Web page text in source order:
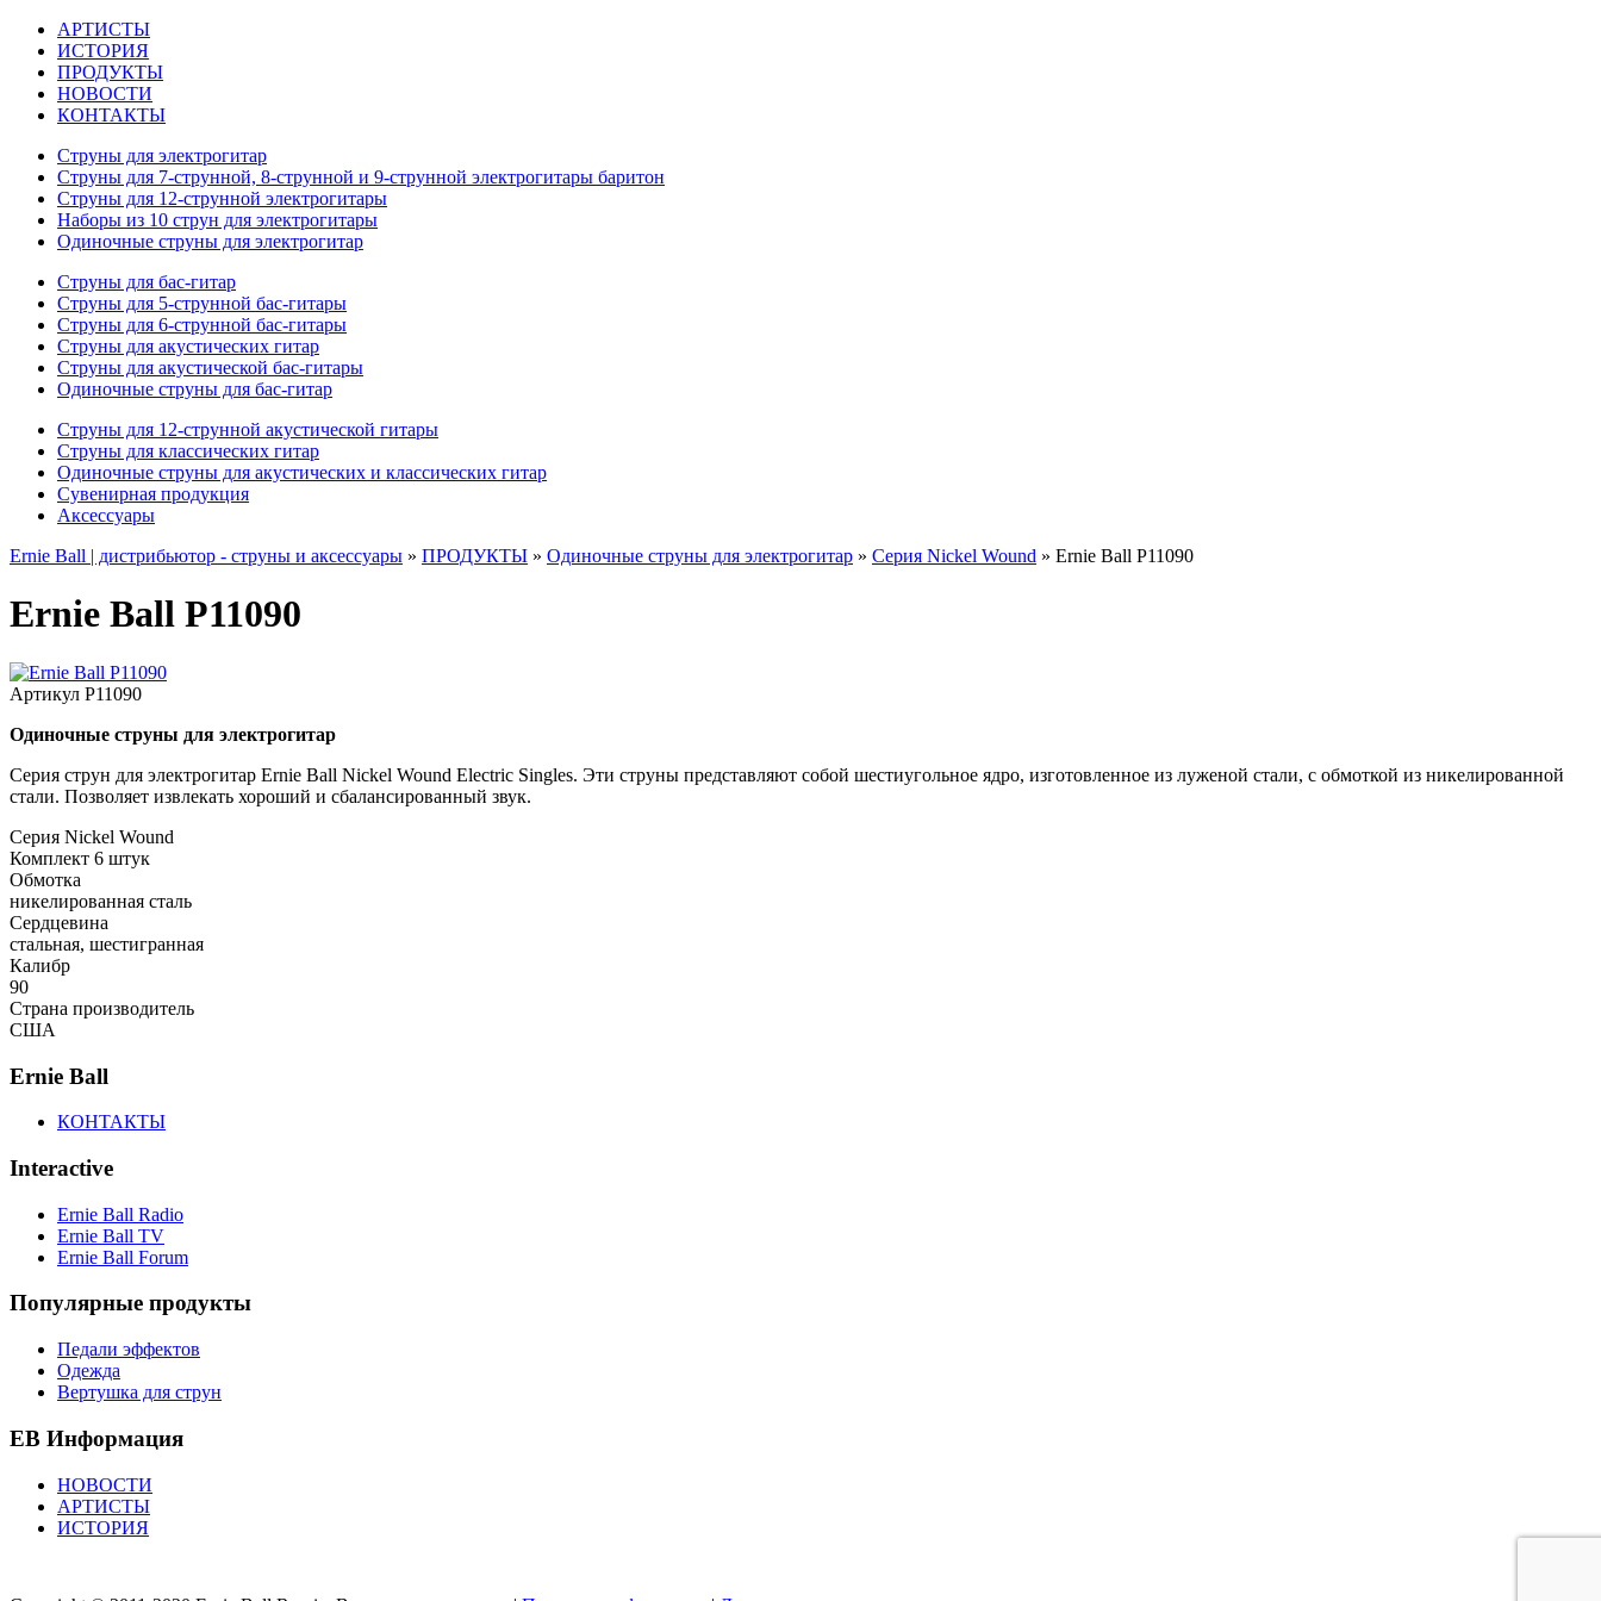
АРТИСТЫ
ИСТОРИЯ
ПРОДУКТЫ
НОВОСТИ
КОНТАКТЫ
Струны для электрогитар
Струны для 7-струнной, 8-струнной и 9-струнной электрогитары баритон
Струны для 12-струнной электрогитары
Наборы из 10 струн для электрогитары
Одиночные струны для электрогитар
Струны для бас-гитар
Струны для 5-струнной бас-гитары
Струны для 6-струнной бас-гитары
Струны для акустических гитар
Струны для акустической бас-гитары
Одиночные струны для бас-гитар
Струны для 12-струнной акустической гитары
Струны для классических гитар
Одиночные струны для акустических и классических гитар
Сувенирная продукция
Аксессуары
Ernie Ball | дистрибьютор - струны и аксессуары » ПРОДУКТЫ » Одиночные струны для электрогитар » Серия Nickel Wound » Ernie Ball P11090
Ernie Ball P11090
Артикул P11090
Одиночные струны для электрогитар
Серия струн для электрогитар Ernie Ball Nickel Wound Electric Singles. Эти струны представляют собой шестиугольное ядро, изготовленное из луженой стали, с обмоткой из никелированной
стали. Позволяет извлекать хороший и сбалансированный звук.
Серия Nickel Wound
Комплект 6 штук
Обмотка
никелированная сталь
Сердцевина
стальная, шестигранная
Калибр
90
Страна производитель
США
Ernie Ball
КОНТАКТЫ
Interactive
Ernie Ball Radio
Ernie Ball TV
Ernie Ball Forum
Популярные продукты
Педали эффектов
Одежда
Вертушка для струн
EB Информация
НОВОСТИ
АРТИСТЫ
ИСТОРИЯ